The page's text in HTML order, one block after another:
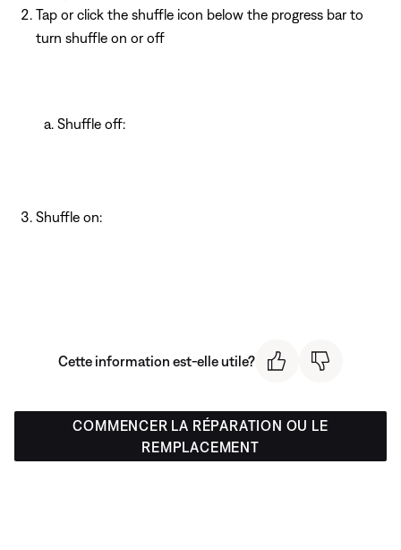
Tap or click the shuffle icon below the progress bar to
turn shuffle on or off
Shuffle off:
Shuffle on:
Cette information est-elle utile?
COMMENCER LA RÉPARATION OU LE
REMPLACEMENT